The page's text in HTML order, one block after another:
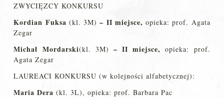
ZWYCIĘZCY KONKURSU
Kordian Fuksa (kl. 3M)– II miejsce,opieka: prof. Agata
Zegar
Michał Mordarski(kl. 3M) – II miejsce,opieka: prof.
Agata Zegar
LAUREACI KONKURSU (w kolejności alfabetycznej):
Maria Dera(kl. 3L), opieka: prof. Barbara Pac